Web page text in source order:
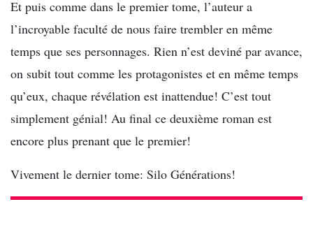
Et puis comme dans le premier tome, l’auteur a
l’incroyable faculté de nous faire trembler en même
temps que ses personnages. Rien n’est deviné par avance,
on subit tout comme les protagonistes et en même temps
qu’eux, chaque révélation est inattendue! C’est tout
simplement génial! Au final ce deuxième roman est
encore plus prenant que le premier!
Vivement le dernier tome: Silo Générations!